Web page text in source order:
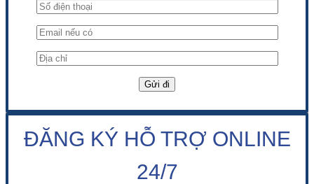
ĐĂNG KÝ HỖ TRỢ ONLINE
24/7